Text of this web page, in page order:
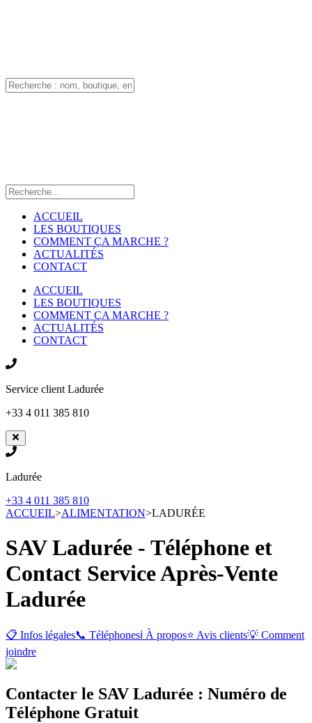
ACCUEIL
LES BOUTIQUES
COMMENT ÇA MARCHE ?
ACTUALITÉS
CONTACT
ACCUEIL
LES BOUTIQUES
COMMENT ÇA MARCHE ?
ACTUALITÉS
CONTACT
Service client Ladurée
+33 4 011 385 810
Ladurée
+33 4 011 385 810
ACCUEIL>ALIMENTATION>LADURÉE
SAV Ladurée - Téléphone et
Contact Service Après-Vente
Ladurée
📋 Infos légales📞 Téléphonesℹ️ À propos⭐ Avis clients💡 Comment
joindre
Contacter le SAV Ladurée : Numéro de
Téléphone Gratuit